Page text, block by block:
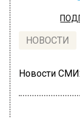
НОВОСТИ
Новости